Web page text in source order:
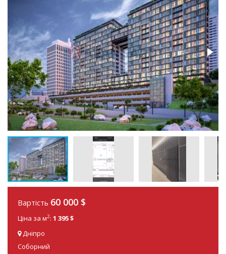
Вартість 60 000 $
Ціна за м2: 1 395 $
Дніпро
Соборний